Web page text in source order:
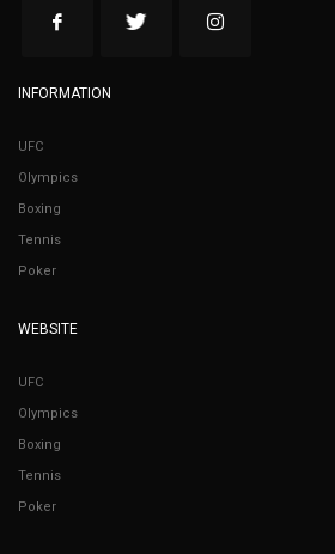
INFORMATION
UFC
Olympics
Boxing
Tennis
Poker
WEBSITE
UFC
Olympics
Boxing
Tennis
Poker